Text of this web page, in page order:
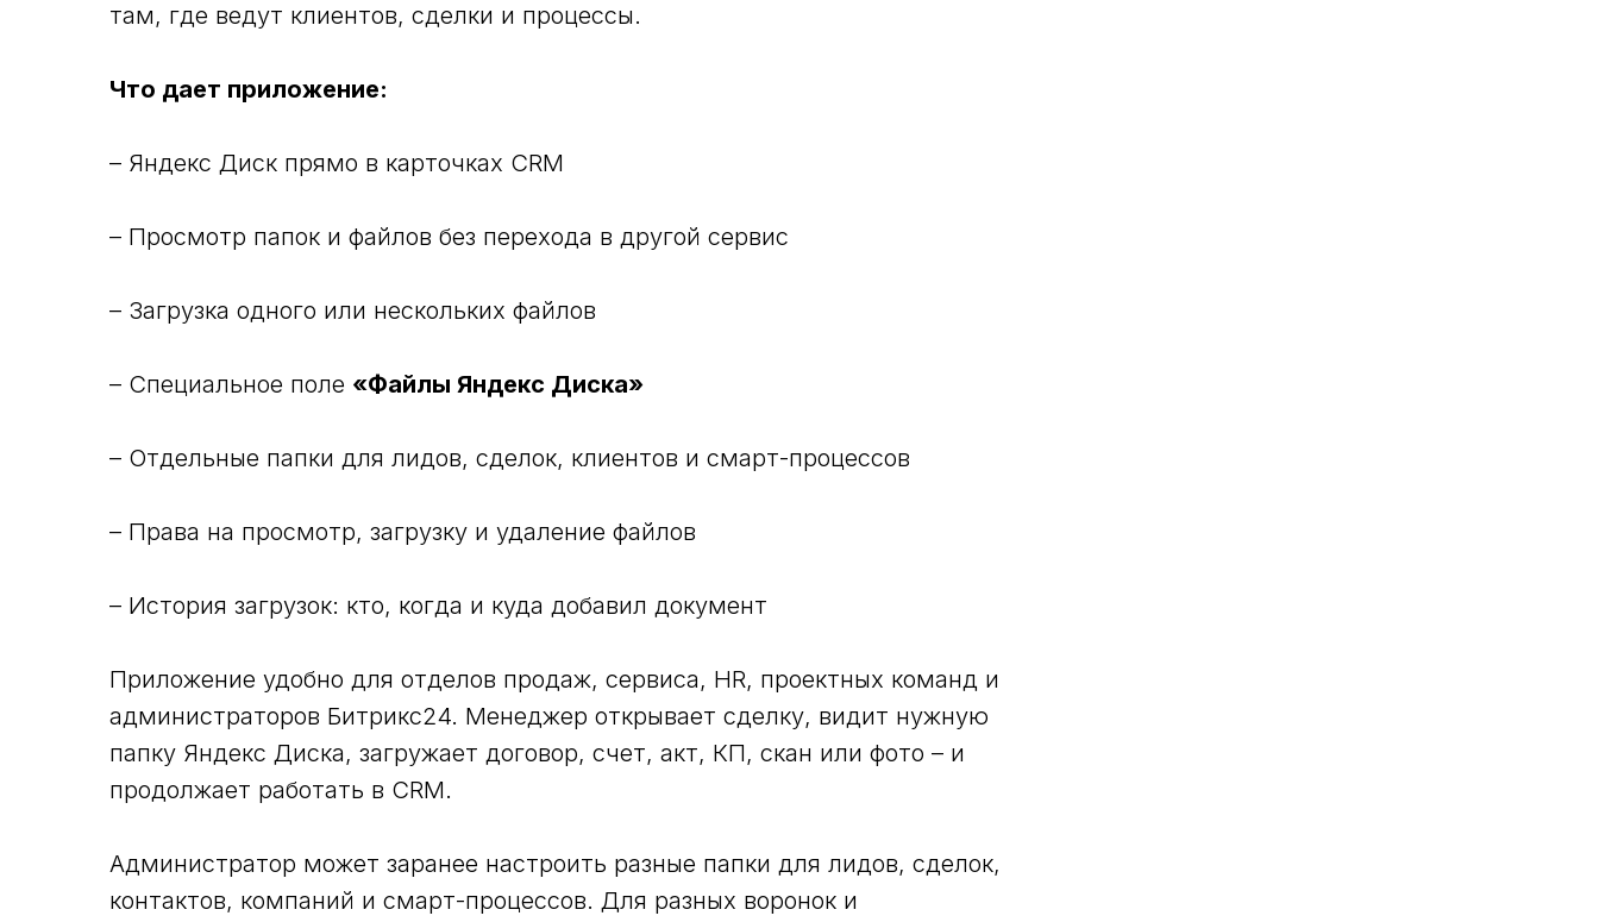
там, где ведут клиентов, сделки и процессы.
Что дает приложение:
– Яндекс Диск прямо в карточках CRM
– Просмотр папок и файлов без перехода в другой сервис
– Загрузка одного или нескольких файлов
– Специальное поле «Файлы Яндекс Диска»
– Отдельные папки для лидов, сделок, клиентов и смарт-процессов
– Права на просмотр, загрузку и удаление файлов
– История загрузок: кто, когда и куда добавил документ
Приложение удобно для отделов продаж, сервиса, HR, проектных команд и
администраторов Битрикс24. Менеджер открывает сделку, видит нужную
папку Яндекс Диска, загружает договор, счет, акт, КП, скан или фото – и
продолжает работать в CRM.
Администратор может заранее настроить разные папки для лидов, сделок,
контактов, компаний и смарт-процессов. Для разных воронок и